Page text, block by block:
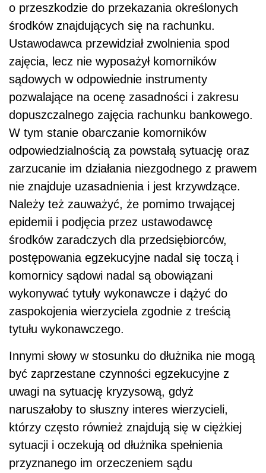
o przeszkodzie do przekazania określonych
środków znajdujących się na rachunku.
Ustawodawca przewidział zwolnienia spod
zajęcia, lecz nie wyposażył komorników
sądowych w odpowiednie instrumenty
pozwalające na ocenę zasadności i zakresu
dopuszczalnego zajęcia rachunku bankowego.
W tym stanie obarczanie komorników
odpowiedzialnością za powstałą sytuację oraz
zarzucanie im działania niezgodnego z prawem
nie znajduje uzasadnienia i jest krzywdzące.
Należy też zauważyć, że pomimo trwającej
epidemii i podjęcia przez ustawodawcę
środków zaradczych dla przedsiębiorców,
postępowania egzekucyjne nadal się toczą i
komornicy sądowi nadal są obowiązani
wykonywać tytuły wykonawcze i dążyć do
zaspokojenia wierzyciela zgodnie z treścią
tytułu wykonawczego.
Innymi słowy w stosunku do dłużnika nie mogą
być zaprzestane czynności egzekucyjne z
uwagi na sytuację kryzysową, gdyż
naruszałoby to słuszny interes wierzycieli,
którzy często również znajdują się w ciężkiej
sytuacji i oczekują od dłużnika spełnienia
przyznanego im orzeczeniem sądu